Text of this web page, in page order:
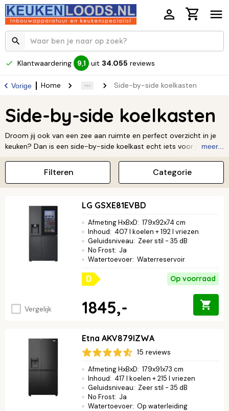
Klantwaardering 9,1 uit 34.055 reviews
Vorige Home Side-by-side koelkasten
Side-by-side koelkasten
Droom jij ook van een zee aan ruimte en perfect overzicht in je
keuken? Dan is een side-by-side koelkast echt iets voor jou! Dit
heeft het koel- en vriesgedeelte handig naast elkaar. Dat
betekent dat je nooit meer hoeft te bukken voor je
diepvriesproducten. Veel modellen hebben een ijs- of
waterdispenser, wat een vleugje luxe toevoegt aan je dag. Ideaal
voor grote gezinnen of als je graag een goede voorraad in huis
hebt. Maak van je keuken een echte blikvanger.
meer...
Categorie
Filteren
Vergelijk
LG GSXE81EVBD
Afmeting HxBxD: 179x92x74 cm
Inhoud: 407 l koelen + 192 l vriezen
Geluidsniveau: Zeer stil - 35 dB
No Frost: Ja
Watertoevoer: Waterreservoir
D Op voorraad
1845,-
Etna AKV879IZWA
15 reviews
Afmeting HxBxD: 179x91x73 cm
Inhoud: 417 l koelen + 215 l vriezen
Geluidsniveau: Zeer stil - 35 dB
No Frost: Ja
Watertoevoer: Op waterleiding